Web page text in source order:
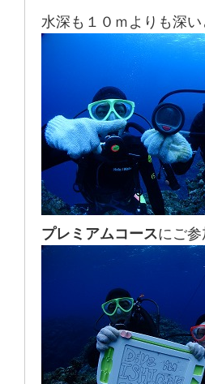
水深も１０ｍよりも深
プレミアムコースにご